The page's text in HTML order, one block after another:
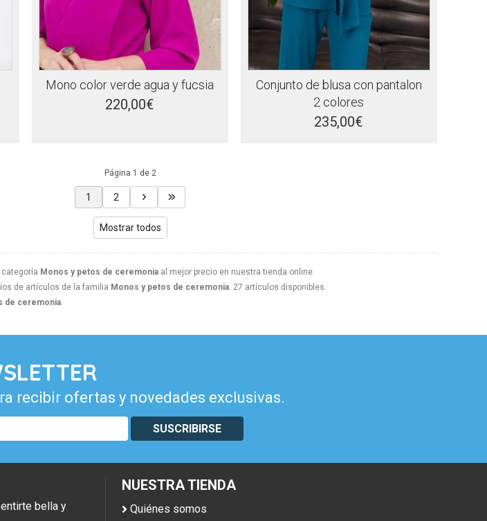
categoría Monos y petos de ceremonia al mejor precio en nuestra tienda online.
de artículos de la familia Monos y petos de ceremonia. 27 artículos disponibles.
de ceremonia.
Mono color verde agua y fucsia
220,00€
Conjunto de blusa con pantalon
2 colores
235,00€
Página 1 de 2
1 2
Mostrar todos
recibir ofertas y novedades exclusivas.
SUSCRIBIRSE
bella y
NUESTRA TIENDA
Quiénes somos